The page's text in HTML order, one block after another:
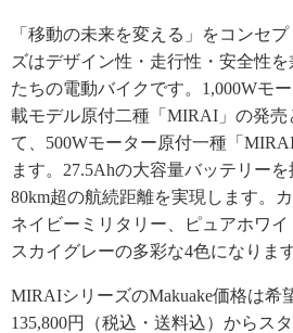
「移動の未来を変える」をコンセ
ズはデザイン性・走行性・安全性
たちの電動バイクです。1,000Wモ
載モデル原付二種「MIRAI」の発売
て、500Wモーター原付一種「
ます。27.5Ahの大容量バッテリー
80km超の航続距離を実現します。
ネイビーミリタリー、ピュアホワイ
スカイグレーの多彩な4色になります
MIRAIシリーズのMakuake価格は希
135,800円（税込・送料込）からス